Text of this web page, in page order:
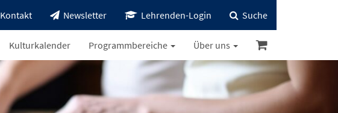
Kontakt Newsletter Lehrenden-Login Suche
Kulturkalender Programmbereiche Über uns